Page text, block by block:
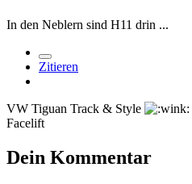
In den Neblern sind H11 drin ...
Zitieren
VW Tiguan Track & Style
Facelift
Dein Kommentar